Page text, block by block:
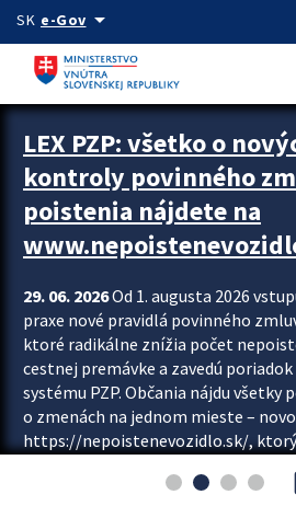
Preskocit na hlavný obsah
SK e-Govarrow_drop_down
Zastavit automatický posun upútavok
LEX PZP: všetko o
kontroly povinného
poistenia nájdete na
29. 06. 2026Od 1. augusta 2026
praxe nové pravidlá povinného
ktoré radikálne znížia počet
cestnej premávke a zavedú
systému PZP. Občania nájdu
o zmenách na jednom mieste –
https://nepoistenevozidlo.sk/,
asociácie poisťovní (SLASPO) a